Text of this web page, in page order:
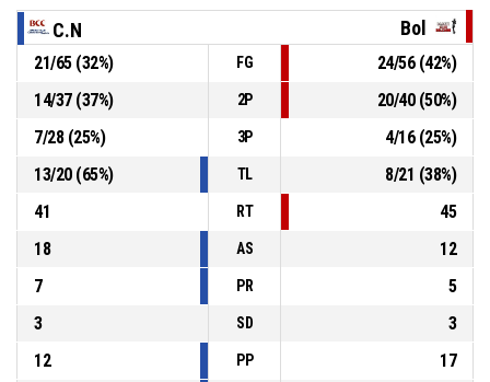
62-60
6, M. Servillo, Tiro libero 2 di 2 realizzato
- sotto di 2
00:09 , Tiro libero 1 di 2 sbagliato
4, F. Rosso , Sostituzione - Entra P4 00:09
C.N Bol
21/65(32%) FG 24/56(42%)
14/37(37%) 2P 20/40(50%)
7/28(25%) 3P 4/16(25%)
13/20(65%) TL 8/21 (38%)
41
RT
45
18
AS
12
7
PR
5
3
SD
3
12
PP
17